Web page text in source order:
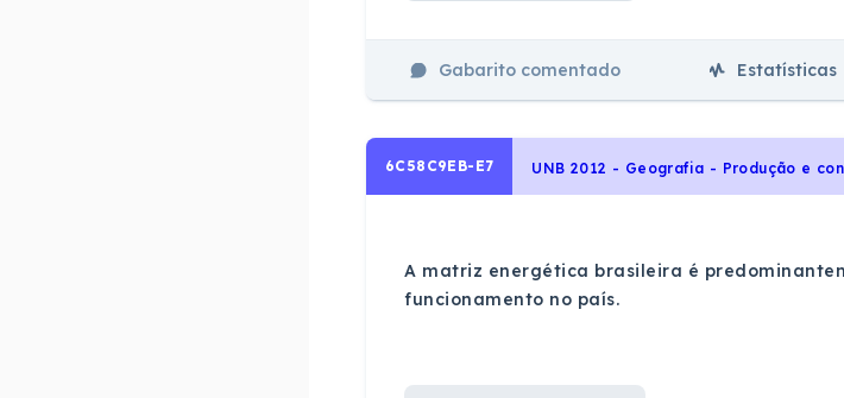
Gabarito comentado Estatísticas
6C58C9EB-E7 UNB 2012 - Geografia - Produção e
A matriz energética brasileira é
funcionamento no país.